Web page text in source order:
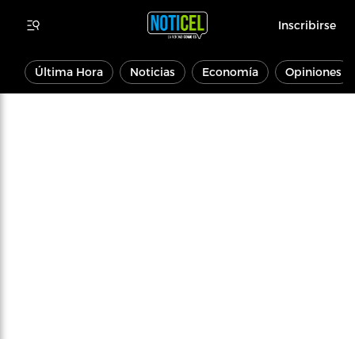
Inscribirse
Última Hora Noticias Economía Opiniones